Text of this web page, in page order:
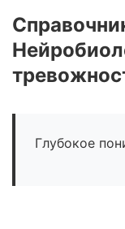
Глубокое